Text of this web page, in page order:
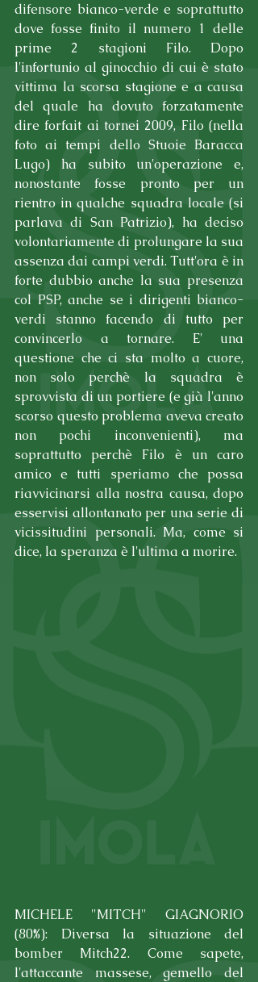
difensore bianco-verde e soprattutto
dove fosse finito il numero 1 delle
prime 2 stagioni Filo. Dopo
l'infortunio al ginocchio di cui è stato
vittima la scorsa stagione e a causa
del quale ha dovuto forzatamente
dire forfait ai tornei 2009, Filo (nella
foto ai tempi dello Stuoie Baracca
Lugo) ha subito un'operazione e,
nonostante fosse pronto per un
rientro in qualche squadra locale (si
parlava di San Patrizio), ha deciso
volontariamente di prolungare la sua
assenza dai campi verdi. Tutt'ora è in
forte dubbio anche la sua presenza
col PSP, anche se i dirigenti bianco-
verdi stanno facendo di tutto per
convincerlo a tornare. E' una
questione che ci sta molto a cuore,
non solo perchè la squadra è
sprovvista di un portiere (e già l'anno
scorso questo problema aveva creato
non pochi inconvenienti), ma
soprattutto perchè Filo è un caro
amico e tutti speriamo che possa
riavvicinarsi alla nostra causa, dopo
esservisi allontanato per una serie di
vicissitudini personali. Ma, come si
dice, la speranza è l'ultima a morire.
MICHELE "MITCH" GIAGNORIO
(80%): Diversa la situazione del
bomber Mitch22. Come sapete,
l'attaccante massese, gemello del